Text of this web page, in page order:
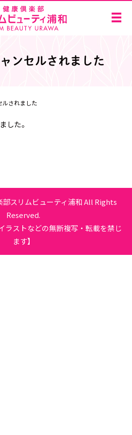
メ
ンセルされました
ルされました
した。
スリムビューティ浦和 All Rights
Reserved.
ラストなどの無断複写・転載を禁じ
ます】